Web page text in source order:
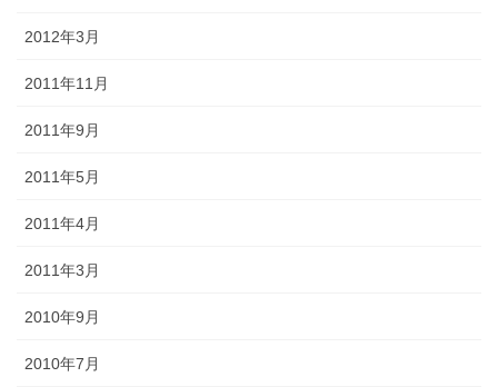
2012年3月
2011年11月
2011年9月
2011年5月
2011年4月
2011年3月
2010年9月
2010年7月